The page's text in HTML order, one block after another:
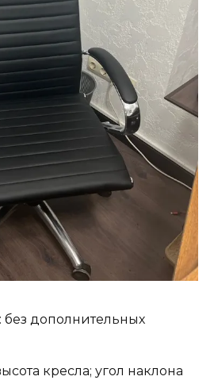
без дополнительных
кресла; угол наклона